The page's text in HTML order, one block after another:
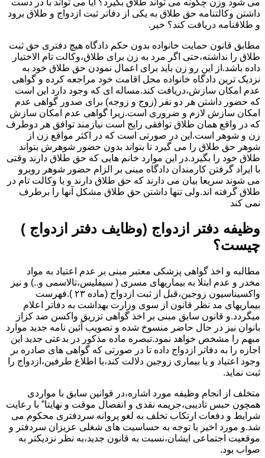
می شود وزن چگونه می تواند طلاق بگیرد؟ آیا می تواند با در دست
داشتن وکالتنامه حق طلاق به یکی از دفاتر ثبت ازدواج و طلاق برود
و طلاقنامه دریافت کند؟ خیر.
مطابق قانون حمایت خانواده بدون حکم دادگاه هیچ دفتری حق ثبت
طلاق را نداشته،حتی اگر مرد به زن برای طلاق،وکالت تام الاختیار
داده باشد.از این رو زن باید برای اعمال نمودن حق طلاق خود به
نزدیک ترین دادگاه خانواده محل اقامت خود مراجعه کرده و گواهی
عدم امکان سازش،دریافت کند.مساله ای که وجود دارد این است
که حضور داشتن هر دو نفر (زوج و زوجه) برای صدور گواهی عدم
امکان سازش لازم و ضروری است.زیرا گواهی عدم امکان سازش
که در واقع همان طلاق توافقی رایج است نیازمند توافق هر دوطرف
زن و شوهر است.این در صورتی است که در اکثر مواقع زن از
شوهر حق طلاق را می گیرد تا بتواند بدون حضور شوهرش بتواند
طلاق خود را بگیرد.در این موارد خانم هایی که حق طلاق دارند وقتی
با ایراد گرفتن کارمندان دادگاه مبنی بر الزام حضور شوهر روبرو
می شوند سریعا بیان می دارند که حق طلاق دارند و یا وکالت تام در
طلاق گرفته اند.ولی تنها داشتن حق طلاق مشکل آنها را برطرف
نمی کند
وظیفه دفتر ازدواج (وظایف دفتر ازدواج )
چیست؟
مطالبه و اخذ گواهی پزشکی معتبر مبنی بر عدم اعتیاد به مواد
مخدر و عدم ابتلا به بیماریهای مسری ( سیفلیس،تالاسمی و..) و نیز
واکسیناسیون زوجین،قبل از ثبت ازدواج (ماده ۲۳ ).فهرست
بیماریهای مد نظر قانون از سوی وزارت بهداشت به دفاتر اعلام
میگردد.و قانون سابق مبنی بر اخذ گواهی تزریق واکسن ضد کزاز
بانوان نیز در حال حاضر منسوخ شده و تصویب آئین نامه جدید موارد
مبهم را مشخص خواهد نمود.تبصره ماده مذکور در بدعتی جدید این
اجازه را به دفاتر ازدواج داده تا در صورتی که گواهی های صادره بر
وجود اعتیاد و یا بیماری زوجین دلالت کند،با اطلاع طرفین،ازدواج را
ثبت نماید.
متخلف از انجام وظیفه مورد اشاره،در قوانین سابق با مواردی
همچون حبس تادیبی،جریمه نقدی و انفصال موقت و نهایتا” با رعایت
شرایط و دفعات ارتکاب تخلف به لغو پروانه سردفتری محکوم می
شد.و مورد اخیر با توجه به حساسیت های شغلی عزیزان سردفتر و
موقعیت اجتماعی ایشان،نسبت به قانون جدید،به نظر نزدیکتر به
صواب بود.